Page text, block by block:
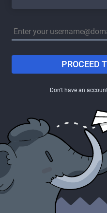
PROCEED
Don't have an